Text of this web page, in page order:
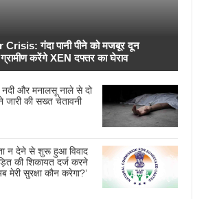
गंदा पानी पीने को मजबूर दून
ग्रामीण करेंगे XEN दफ्तर का घेराव
नदी और मनालसू नाले से दो
जारी की सख्त चेतावनी
न देने से शुरू हुआ विवाद
की शिकायत दर्ज करने
सुरक्षा कौन करेगा?’